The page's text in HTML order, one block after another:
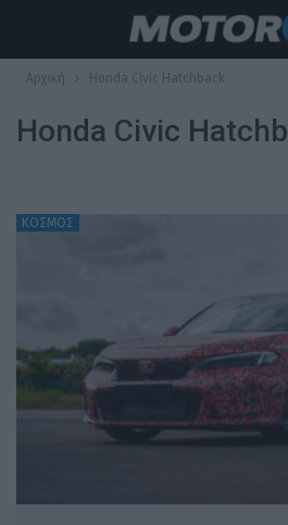
Αρχική Honda Civic Hatchback
Honda Civic
ΚΟΣΜΟΣ